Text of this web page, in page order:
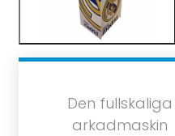
Den fullskaliga
arkadmaskin